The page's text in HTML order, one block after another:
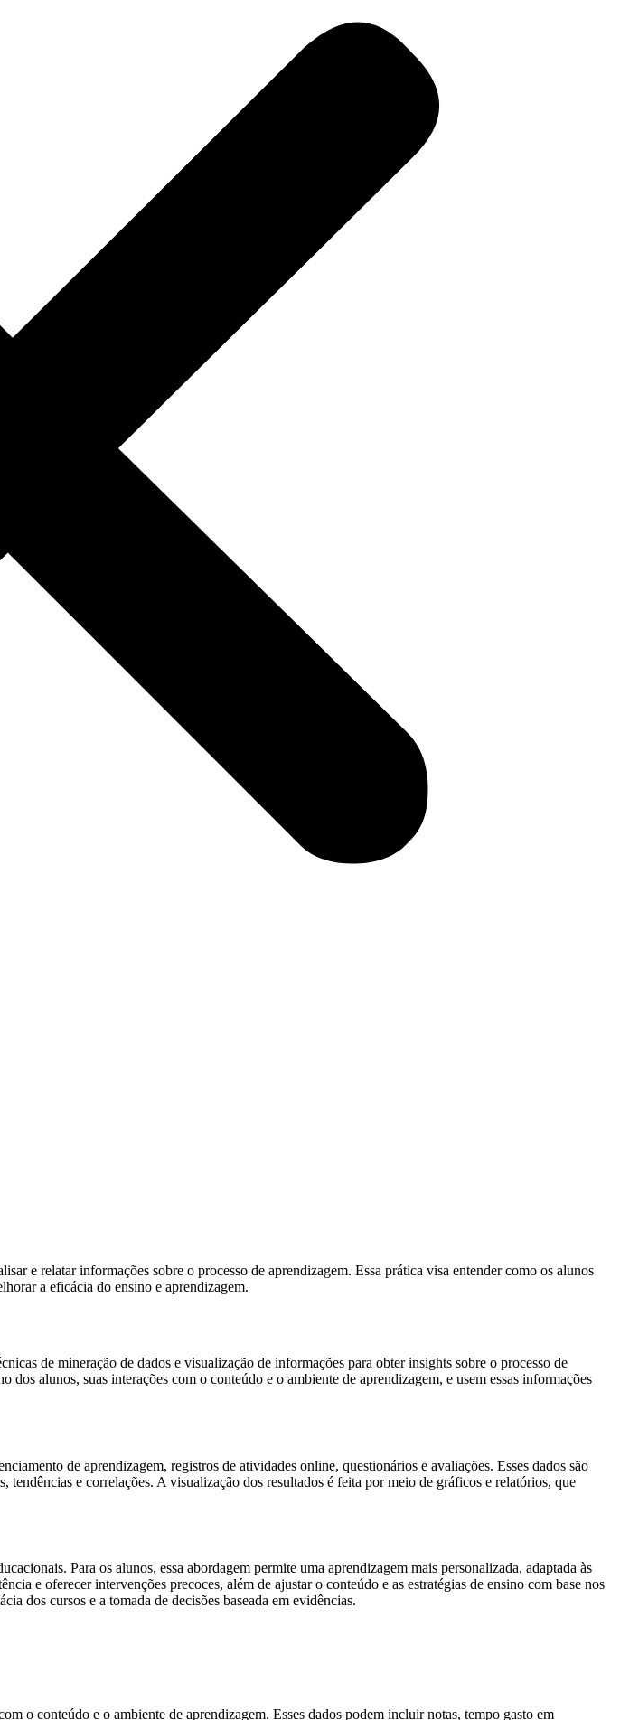
e relatar informações sobre o processo de aprendizagem. Essa prática visa entender como os alunos
a eficácia do ensino e aprendizagem.
de mineração de dados e visualização de informações para obter insights sobre o processo de
alunos, suas interações com o conteúdo e o ambiente de aprendizagem, e usem essas informações
de aprendizagem, registros de atividades online, questionários e avaliações. Esses dados são
e correlações. A visualização dos resultados é feita por meio de gráficos e relatórios, que
Para os alunos, essa abordagem permite uma aprendizagem mais personalizada, adaptada às
e oferecer intervenções precoces, além de ajustar o conteúdo e as estratégias de ensino com base nos
dos cursos e a tomada de decisões baseada em evidências.
o conteúdo e o ambiente de aprendizagem. Esses dados podem incluir notas, tempo gasto em